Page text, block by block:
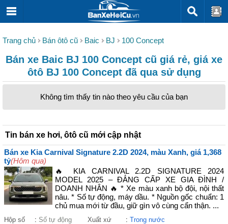
Trang chủ Bán ôtô cũ Baic BJ 100 Concept
Bán xe Baic BJ 100 Concept cũ giá rẻ, giá xe
ôtô BJ 100 Concept đã qua sử dụng
Không tìm thấy tin nào theo yêu cầu của bạn
Tin bán xe hơi, ôtô cũ mới cập nhật
Bán xe Kia Carnival Signature 2.2D 2024, màu Xanh, giá 1,368
tỷ(Hôm qua)
🔥 KIA CARNIVAL 2.2D SIGNATURE 2024
MODEL 2025 – ĐẲNG CẤP XE GIA ĐÌNH /
DOANH NHÂN 🔥 * Xe màu xanh bộ đội, nội thất
nâu. * Số tự động, máy dầu. * Nguồn gốc chuẩn: 1
chủ mua mới từ đầu, giữ gìn vô cùng cẩn thận. ...
Hộp số : Số tự động Xuất xứ : Trong nước